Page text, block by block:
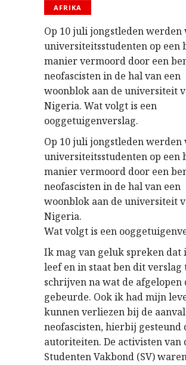
AFRIKA
Op 10 juli jongstleden werden
universiteitsstudenten op een
manier vermoord door een
neofascisten in de hal van een
woonblok aan de universiteit
Nigeria. Wat volgt is een
ooggetuigenverslag.
Op 10 juli jongstleden werden
universiteitsstudenten op een
manier vermoord door een
neofascisten in de hal van een
woonblok aan de universiteit
Nigeria.
Wat volgt is een
Ik mag van geluk spreken dat
leef en in staat ben dit verslag
schrijven na wat de afgelopen
gebeurde. Ook ik had mijn
kunnen verliezen bij de
neofascisten, hierbij gesteund
autoriteiten. De activisten van
Studenten Vakbond (SV)